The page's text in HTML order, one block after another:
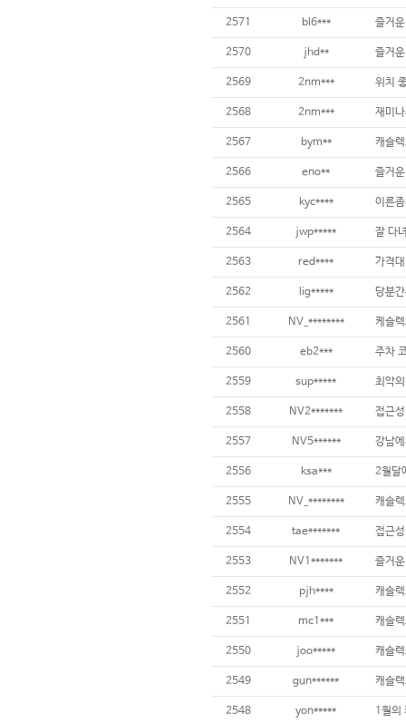
2571 bl6*** 즐거
2570 jhd** 즐거
2569 2nm*** 위치
2568 2nm*** 재미
2567 bym** 캐슬
2566 eno** 즐거
2565 kyc**** 이른
2564 jwp***** 잘 다
2563 red**** 가격
2562 lig***** 당분
2561 NV_******** 케슬
2560 eb2*** 주차
2559 sup***** 최악
2558 NV2******* 접근
2557 NV5****** 강남
2556 ksa***
2555 NV_******** 캐슬
2554 tae******* 접근
2553 NV1******* 즐거
2552 pjh**** 캐슬
2551 mc1*** 캐슬
2550 joo***** 캐슬
2549 gun****** 캐슬
2548 yon***** 1월의